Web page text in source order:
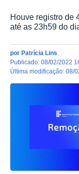
Houve registro de
até as 23h59 do
por Patrícia Lins
publicado: 08/02/2022
última modificação: 08/